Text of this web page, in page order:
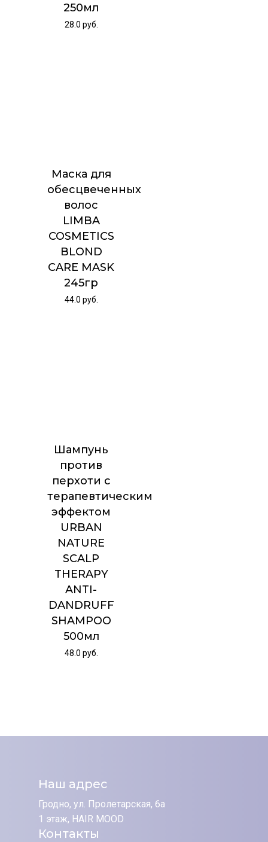
250мл
28.0 руб.
Маска для
обесцвеченных
волос
LIMBA
COSMETICS
BLOND
CARE MASK
245гр
44.0 руб.
Шампунь
против
перхоти с
терапевтическим
эффектом
URBAN
NATURE
SCALP
THERAPY
ANTI-
DANDRUFF
SHAMPOO
500мл
48.0 руб.
Наш адрес
Гродно, ул. Пролетарская, 6а
1 этаж, HAIR MOOD
Контакты